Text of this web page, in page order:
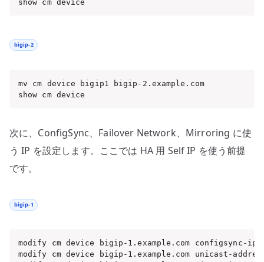
show cm device
bigip-2
mv cm device bigip1 bigip-2.example.com
show cm device
次に、ConfigSync、Failover Network、Mirroring に使
う IP を設定します。ここでは HA 用 Self IP を使う前提
です。
bigip-1
modify cm device bigip-1.example.com configsync-ip
modify cm device bigip-1.example.com unicast-